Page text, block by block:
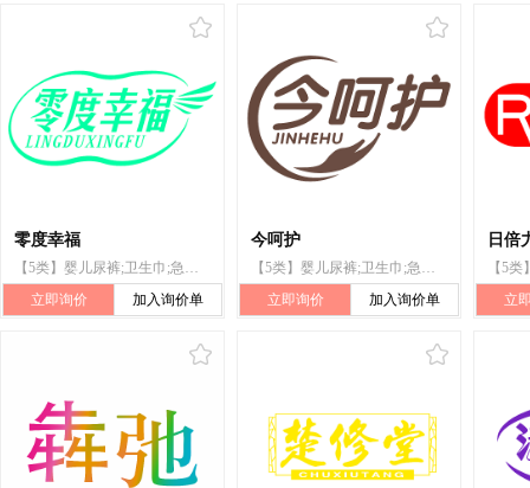
零度幸福
【5类】婴儿尿裤;卫生巾;急救包;厕所除臭剂;兽医用药;医用营养品;消毒剂;隐形眼镜清洁剂;杀虫剂;人用药
立即询价
加入询价单
今呵护
【5类】婴儿尿裤;卫生巾;急救包;厕所除臭剂;兽医用药;医用营养品;消毒剂;隐形眼镜清洁剂;人用药;杀虫剂
立即询价
加入询价单
日倍
立